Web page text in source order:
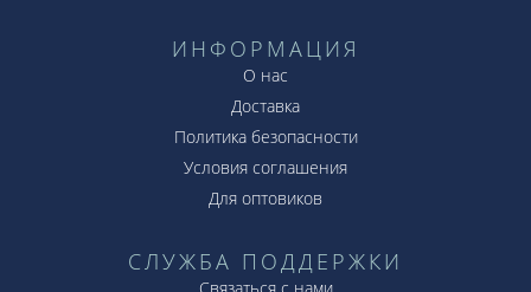
ИНФОРМАЦИЯ
О нас
Доставка
Политика безопасности
Условия соглашения
Для оптовиков
СЛУЖБА ПОДДЕРЖКИ